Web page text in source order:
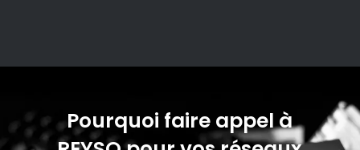
Pourquoi faire appel à